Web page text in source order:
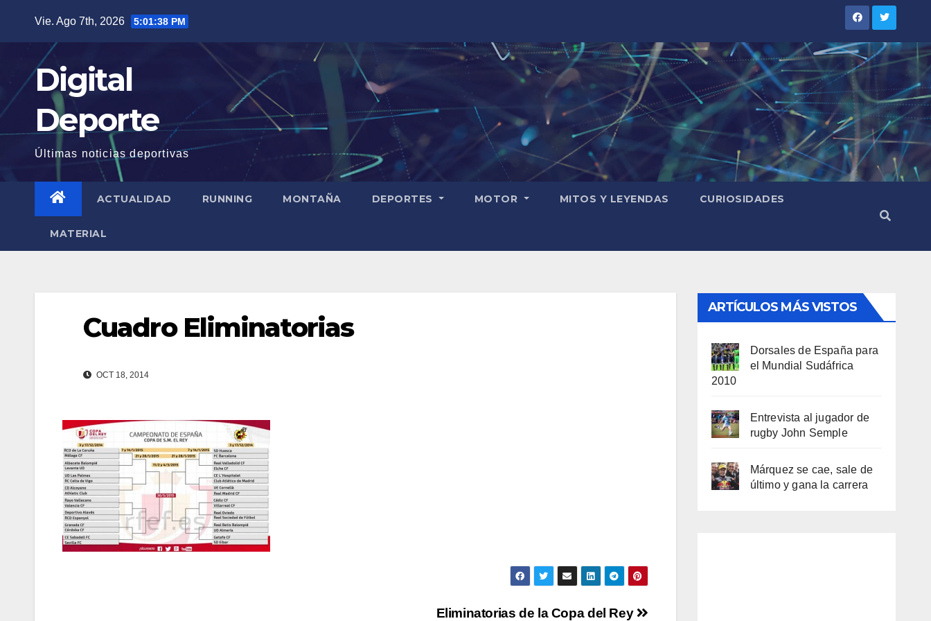
contenido
Vie. Ago 7th, 2026 5:01:39 PM
Digital
Deporte
Últimas noticias deportivas
ACTUALIDAD RUNNING MONTAÑA DEPORTES MOTOR MITOS Y LEYENDAS CURIOSIDADES
MATERIAL
Cuadro Eliminatorias
OCT 18, 2014
Eliminatorias de la Copa del Rey
ARTÍCULOS MÁS VISTOS
Dorsales de España para
el Mundial Sudáfrica
2010
Entrevista al jugador de
rugby John Semple
Márquez se cae, sale de
último y gana la carrera